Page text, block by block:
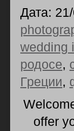
Дата:
wedding
родосе,
Греции,
offer